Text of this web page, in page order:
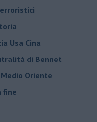
Usa Cina
di Bennet
Oriente
fine